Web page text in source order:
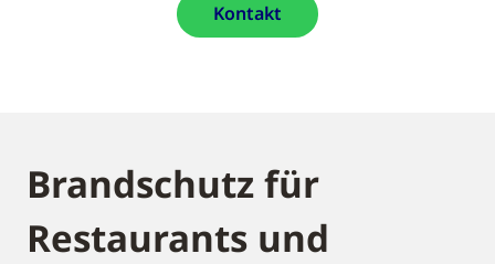
Kontakt
Brandschutz für
Restaurants und